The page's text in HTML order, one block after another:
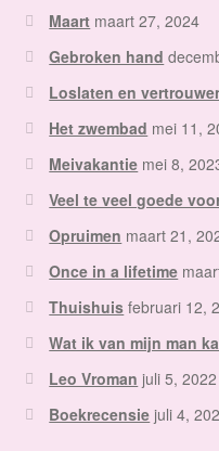
Maart maart 27, 2024
Gebroken hand
Loslaten en
Het zwembad mei 11,
Meivakantie mei 8,
Veel te veel goede
Opruimen maart 21,
Once in a lifetime
Thuishuis februari 12,
Wat ik van mijn man
Leo Vroman juli 5, 2022
Boekrecensie juli 4,